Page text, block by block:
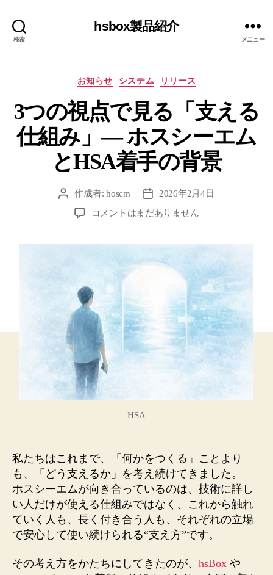
検索
hsbox製品紹介
メニュー
カ
ゴ
リ
ー
お知らせ システム リリース
3つの視点で見る「支える
仕組み」― ホスシーエム
とHSA着手の背景
投
作成者:hoscm
投
稿
日
2026年2月4日
3
見
る
「支
え
る
仕
組
み」
―
ー
エ
ム
と
HSA
着
手
背
コメントはまだありません
HSA
私たちはこれまで、「何かをつくる」ことより
も、「どう支えるか」を考え続けてきました。
ホスシーエムが向き合っているのは、技術に詳し
い人だけが使える仕組みではなく、これから触れ
ていく人も、長く付き合う人も、それぞれの立場
で安心して使い続けられる“支え方”です。
その考え方をかたちにしてきたのが、 hsBox や